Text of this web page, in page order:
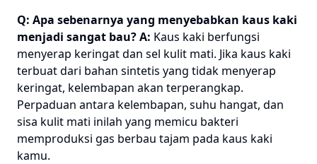
Q: Apa sebenarnya yang menyebabkan kaus kaki
menjadi sangat bau?A: Kaus kaki berfungsi
menyerap keringat dan sel kulit mati. Jika kaus kaki
terbuat dari bahan sintetis yang tidak menyerap
keringat, kelembapan akan terperangkap.
Perpaduan antara kelembapan, suhu hangat, dan
sisa kulit mati inilah yang memicu bakteri
memproduksi gas berbau tajam pada kaus kaki
kamu.